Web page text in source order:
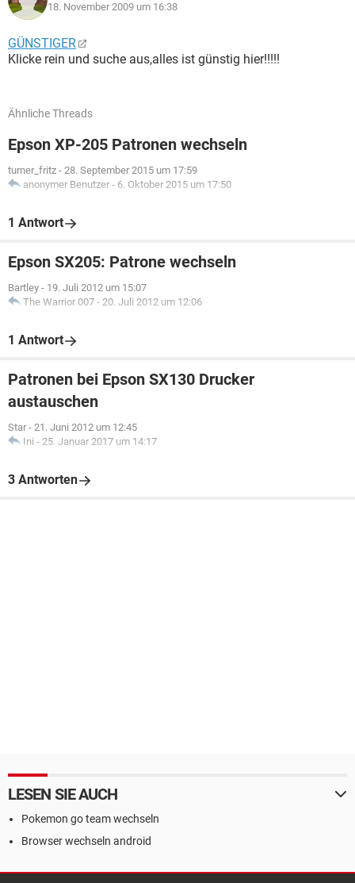
18. November 2009 um 16:38
GÜNSTIGER
Klicke rein und suche aus,alles ist günstig hier!!!!!
Ähnliche Threads
Epson XP-205 Patronen wechseln
turner_fritz - 28. September 2015 um 17:59
anonymer Benutzer - 6. Oktober 2015 um 17:50
1 Antwort
Epson SX205: Patrone wechseln
Bartley - 19. Juli 2012 um 15:07
The Warrior 007 - 20. Juli 2012 um 12:06
1 Antwort
Patronen bei Epson SX130 Drucker
austauschen
Star - 21. Juni 2012 um 12:45
Ini - 25. Januar 2017 um 14:17
3 Antworten
LESEN SIE AUCH
Pokemon go team wechseln
Browser wechseln android